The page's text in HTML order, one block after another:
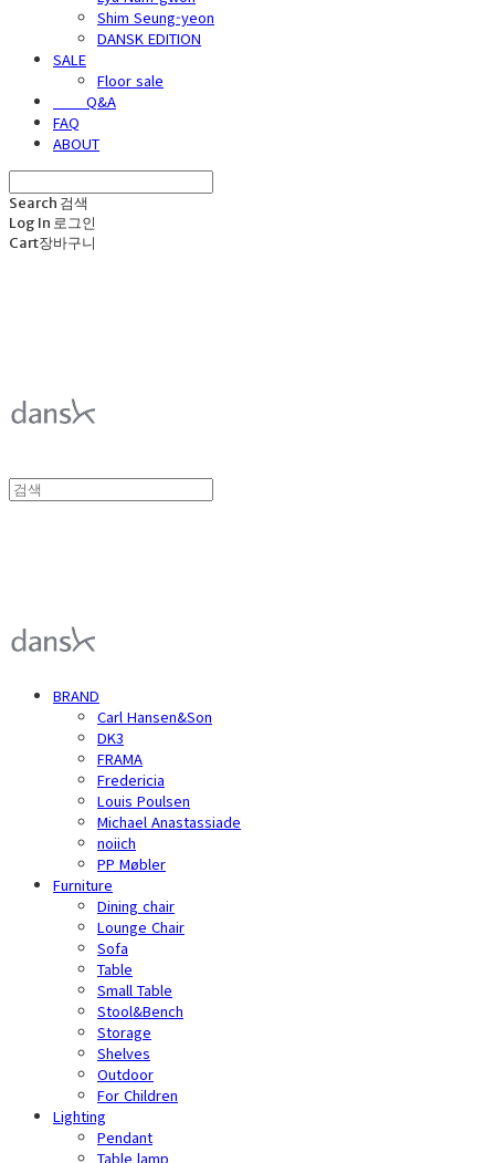
Shim Seung-yeon
DANSK EDITION
SALE
Floor sale
⠀⠀⠀Q&A
FAQ
ABOUT
Search 검색
Log In 로그인
Cart장바구니
BRAND
Carl Hansen&Son
DK3
FRAMA
Fredericia
Louis Poulsen
Michael Anastassiade
noiich
PP Møbler
Furniture
Dining chair
Lounge Chair
Sofa
Table
Small Table
Stool&Bench
Storage
Shelves
Outdoor
For Children
Lighting
Pendant
Table lamp